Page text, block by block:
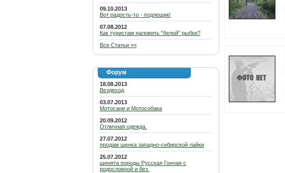
09.10.2013
Вот радость-то - подлещик!
07.08.2012
Как туристам наловить "белой" рыбки?
Все Статьи »»
Форум
18.08.2013
Вездеход
03.07.2013
Мотосани и Мотособака
20.09.2012
Отличная одежда.
27.07.2012
продам щенка западно-сибирской лайки
25.07.2012
щенята породы Русская Гончая с
родословной и без.